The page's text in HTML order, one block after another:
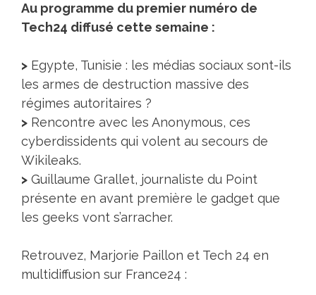
Au programme du premier numéro de
Tech24 diffusé cette semaine :
> Egypte, Tunisie : les médias sociaux sont-ils
les armes de destruction massive des
régimes autoritaires ?
> Rencontre avec les Anonymous, ces
cyberdissidents qui volent au secours de
Wikileaks.
> Guillaume Grallet, journaliste du Point
présente en avant première le gadget que
les geeks vont s’arracher.
Retrouvez, Marjorie Paillon et Tech 24 en
multidiffusion sur France24 :